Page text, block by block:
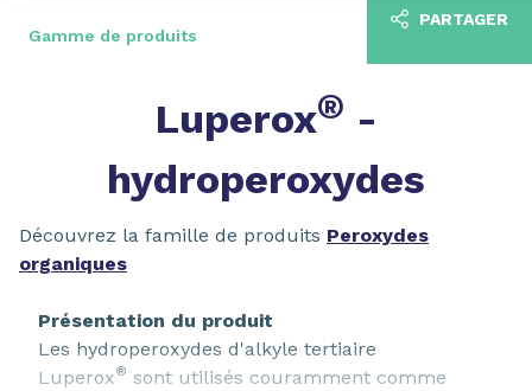
Gamme de produits
Luperox® -
hydroperoxydes
Découvrez la famille de produits Peroxydes
organiques
Présentation du produit
Les hydroperoxydes d'alkyle tertiaire
Luperox® sont utilisés couramment comme
PARTAGER